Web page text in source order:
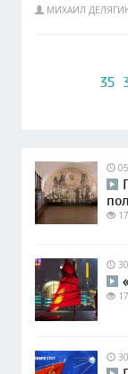
МИХАИЛ
35